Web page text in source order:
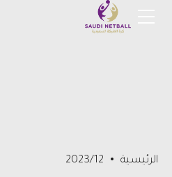
الرئيسية 2023/12